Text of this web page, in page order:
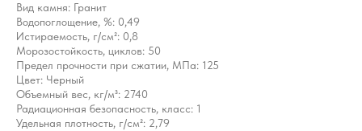
Вид камня: Гранит
Водопоглощение, %: 0,49
Истираемость, г/см²: 0,8
Морозостойкость, циклов: 50
Предел прочности при сжатии, МПа: 125
Цвет: Черный
Объемный вес, кг/м³: 2740
Радиационная безопасность, класс: 1
Удельная плотность, г/см²: 2,79